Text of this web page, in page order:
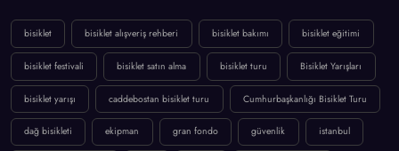
bisiklet bisiklet alışveriş rehberi bisiklet bakımı bisiklet eğitimi
bisiklet festivali bisiklet satın alma bisiklet turu Bisiklet Yarışları
bisiklet yarışı caddebostan bisiklet turu Cumhurbaşkanlığı Bisiklet Turu
dağ bisikleti ekipman gran fondo güvenlik istanbul